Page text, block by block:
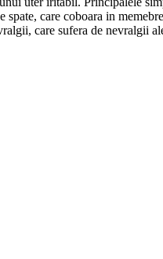
spate, care coboara in
care sufera de nevralgii